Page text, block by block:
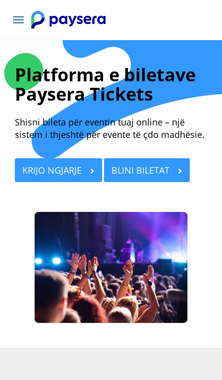
Lundrimi
toggle
Platforma e biletave
Paysera Tickets
Shisni bileta për eventin tuaj online – një
sistem i thjeshtë për evente të çdo madhësie.
KRIJO NGJARJE BLINI BILETAT